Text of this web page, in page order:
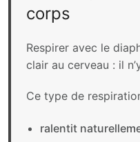
corps
Respirer avec le
clair au cerveau : il
Ce type de
ralentit